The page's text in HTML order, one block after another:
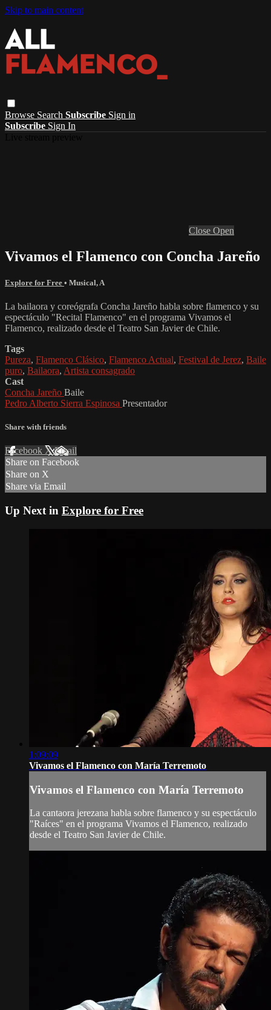
Skip to main content
Browse Search Subscribe Sign in
Subscribe Sign In
Close Open
Vivamos el Flamenco con Concha Jareño
Explore for Free • Musical, A
La bailaora y coreógrafa Concha Jareño habla sobre flamenco y su
espectáculo "Recital Flamenco" en el programa Vivamos el
Flamenco, realizado desde el Teatro San Javier de Chile.
Tags
Pureza, Flamenco Clásico, Flamenco Actual, Festival de Jerez, Baile
puro, Bailaora, Artista consagrado
Cast
Concha Jareño Baile
Pedro Alberto Sierra Espinosa Presentador
Share with friends
Facebook XEmail
Share on Facebook
Share on X
Share via Email
Up Next in Explore for Free
1:09:09
Vivamos el Flamenco con María Terremoto
Vivamos el Flamenco con María Terremoto
La cantaora jerezana habla sobre flamenco y su espectáculo
"Raíces" en el programa Vivamos el Flamenco, realizado
desde el Teatro San Javier de Chile.